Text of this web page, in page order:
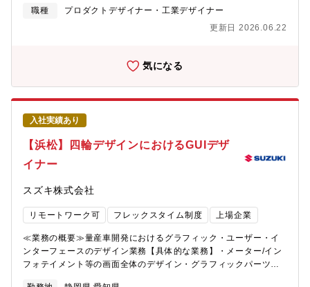
≪スズキならではの仕事のやりがい≫生活に密着したインフラモ
ビリティ企業として、新しいモビリティデザインを世界中に届け
があると言えます。デスクで考えるだけでなく、実際に使われる
関与し、デザイナーとして大きな達成感を味わうことが出来ま
では海外拠点としてイタリア、インドがあります。その現地デザ
イナーやモデラ―、または設計者とのコミュニケ―ションが必要
となります。≪求める人物像≫「素直な人。 チーム貢献できる
人。 解決力をもつ人。」・お客様の声に寄り添い、真摯に考え
ることができる人・他者の考えを認め、率直なコミュニケーショ
ンが取れる人・物事をまっすぐに捉え、ユニークで実行力のある
発想をもとに、実行できる人
世界観構築をCMFデザイナーの広い視野でリードして頂き、車内
≫これからますますグローバルな成長を見込んだ中で、スズキの
しています。いわゆるタコツボにはまらないためにも、ご自身が
経験した外部からの視点で活発な意見を求めています。≪部門の
ミッション、ビジョン≫スズキの四輪デザイン部が目指している
事は、期待を超えるデザインです！それを称して「凸するデザイ
ン」と呼んでいます。お客様に「おっ、コレ！コレ！」と共感い
ただけるお客様の期待を超えた凸するデザインを発信していきた
いと日々考えています。≪配属部署≫・配属される部門名称：商
品企画本部 四輪デザイン部・配属拠点：本社・就業時間：
8:45~17:30・フレックス適用：有・在宅勤務利用状況：業務によ
デザイン部CMFデザイン課へ配属となります。入社後の導入教育
やCMFデザインなどの短期間の教育プログラムを用意しておりま
す。導入教育後はCMFデザイン課車両開発チームに所属いただ
車両開発チームと連携しているCMFの先行要素開発チームもあり
ますので、希望がありましたら考慮いたします。経験値や後進の
育成能力に応じて、開発責任者（リーダー）を担っていただき、
チームを率いて機種開発を行っていただきます。将来的に会社の
職種
プロダクトデザイナー・工業デザイナー
更新日 2026.06.22
気になる
入社実績あり
【浜松】四輪デザインにおけるGUIデザ
イナー
スズキ株式会社
リモートワーク可 フレックスタイム制度 上場企業
≪業務の概要≫量産車開発におけるグラフィック・ユーザー・イ
ンターフェースのデザイン業務【具体的な業務】・メーター/イン
フォテイメント等の画面全体のデザイン・グラフィックパーツの